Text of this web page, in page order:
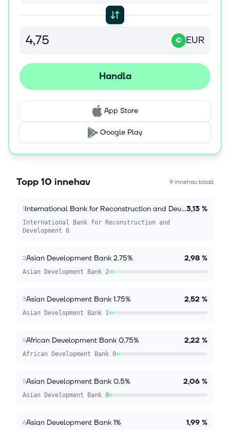
€ EUR
Handla
App Store
Google Play
Topp 10 innehav 9 innehav totalt
1 International Bank for Reconstruction and Development 0.63%3,13 %
International Bank for Reconstruction and
Development 0
2Asian Development Bank 2.75% 2,98 %
Asian Development Bank 2
3Asian Development Bank 1.75% 2,52 %
Asian Development Bank 1
4African Development Bank 0.75% 2,22 %
African Development Bank 0
5Asian Development Bank 0.5% 2,06 %
Asian Development Bank 0
6Asian Development Bank 1% 1,99 %